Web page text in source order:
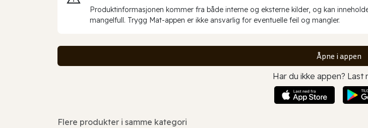
Produktinformasjonen kommer fra både interne og eksterne kilder, og kan
mangelfull. Trygg Mat-appen er ikke ansvarlig for eventuelle feil og mangler.
Åpne i appen
Har du ikke appen? Last
Flere produkter i samme kategori